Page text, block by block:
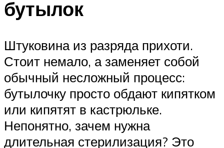
бутылок
Штуковина из разряда прихоти.
Стоит немало, а заменяет собой
обычный несложный процесс:
бутылочку просто обдают кипятком
или кипятят в кастрюльке.
Непонятно, зачем нужна
длительная стерилизация? Это